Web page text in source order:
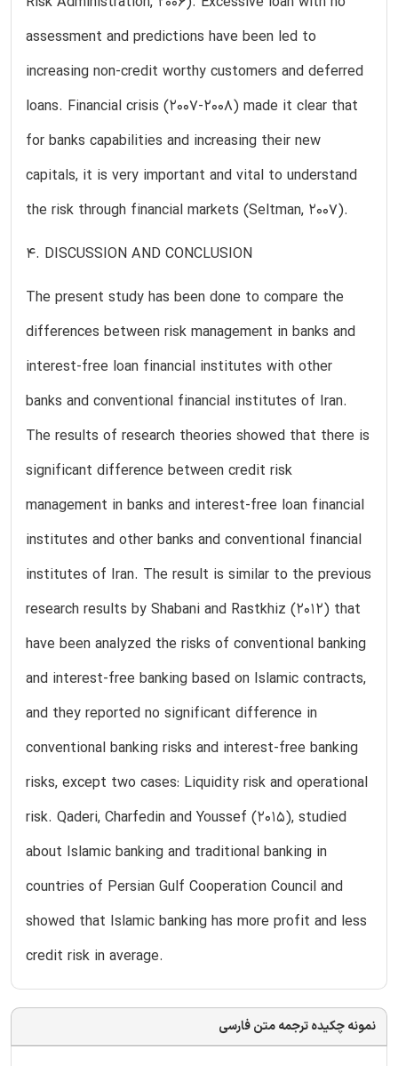
assessment and predictions have been led to
increasing non-credit worthy customers and deferred
loans. Financial crisis (2007-2008) made it clear that
for banks capabilities and increasing their new
capitals, it is very important and vital to understand
the risk through financial markets (Seltman, 2007).
4. DISCUSSION AND CONCLUSION
The present study has been done to compare the
differences between risk management in banks and
interest-free loan financial institutes with other
banks and conventional financial institutes of Iran.
The results of research theories showed that there is
significant difference between credit risk
management in banks and interest-free loan financial
institutes and other banks and conventional financial
institutes of Iran. The result is similar to the previous
research results by Shabani and Rastkhiz (2012) that
have been analyzed the risks of conventional banking
and interest-free banking based on Islamic contracts,
and they reported no significant difference in
conventional banking risks and interest-free banking
risks, except two cases: Liquidity risk and operational
risk. Qaderi, Charfedin and Youssef (2015), studied
about Islamic banking and traditional banking in
countries of Persian Gulf Cooperation Council and
showed that Islamic banking has more profit and less
credit risk in average.
نمونه چکیده ترجمه متن فارسی